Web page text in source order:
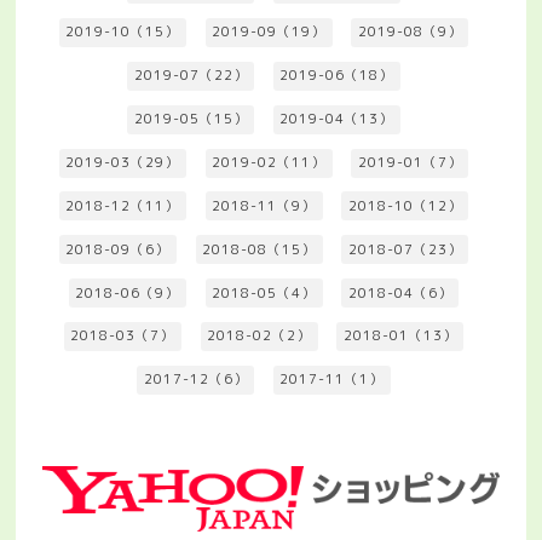
2019-10（15） 2019-09（19） 2019-08（9）
2019-07（22） 2019-06（18）
2019-05（15） 2019-04（13）
2019-03（29） 2019-02（11） 2019-01（7）
2018-12（11） 2018-11（9） 2018-10（12）
2018-09（6） 2018-08（15） 2018-07（23）
2018-06（9） 2018-05（4） 2018-04（6）
2018-03（7） 2018-02（2） 2018-01（13）
2017-12（6） 2017-11（1）